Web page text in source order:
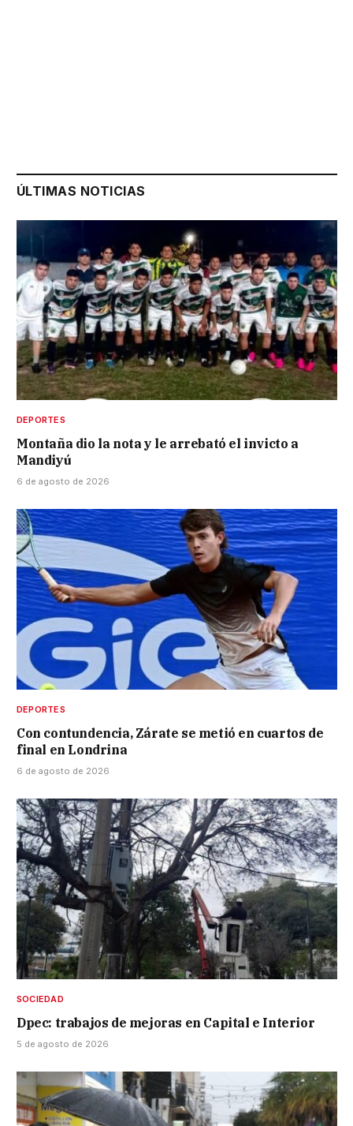
ÚLTIMAS NOTICIAS
DEPORTES
Montaña dio la nota y le arrebató el invicto a
Mandiyú
6 de agosto de 2026
DEPORTES
Con contundencia, Zárate se metió en cuartos de
final en Londrina
6 de agosto de 2026
SOCIEDAD
Dpec: trabajos de mejoras en Capital e Interior
5 de agosto de 2026